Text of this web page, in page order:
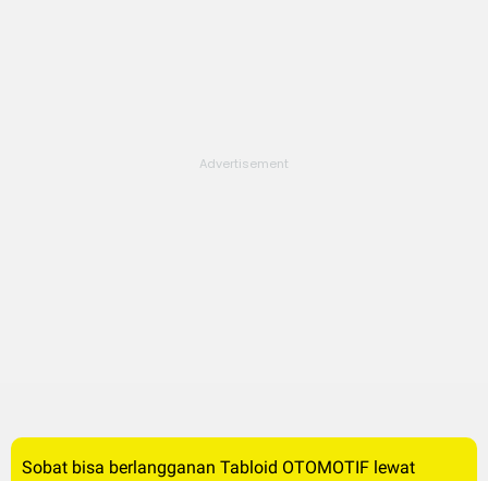
Sobat bisa berlangganan Tabloid OTOMOTIF lewat